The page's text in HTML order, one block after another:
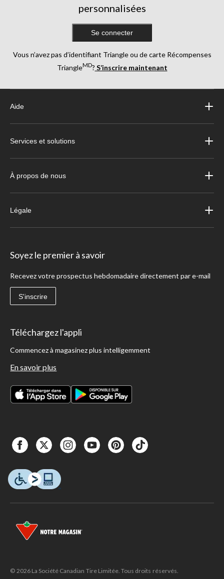
personnalisées
Se connecter
Vous n’avez pas d’identifiant Triangle ou de carte Récompenses
TriangleMD? S’inscrire maintenant
Aide
Services et solutions
À propos de nous
Légale
Soyez le premier à savoir
Recevez votre prospectus hebdomadaire directement par e-mail
S'inscrire
Téléchargez l'appli
Commencez à magasinez plus intelligemment
En savoir plus
© 2026 La Société Canadian Tire Limitée. Tous droits réservés.